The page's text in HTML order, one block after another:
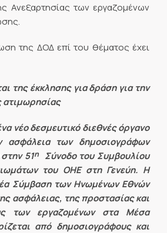
Ανεξαρτησίας των εργαζομένων
της ΔΟΔ επί του θέματος έχει
της έκκλησης για δράση για την
ατιμωρησίας
νέο δεσμευτικό διεθνές όργανο
ασφάλεια των δημοσιογράφων
51η
Σύνοδο του Συμβουλίου
του ΟΗΕ στη Γενεύη. Η
Σύμβαση των Ηνωμένων Εθνών
ασφάλειας, της προστασίας και
των εργαζομένων στα Μέσα
από δημοσιογράφους και